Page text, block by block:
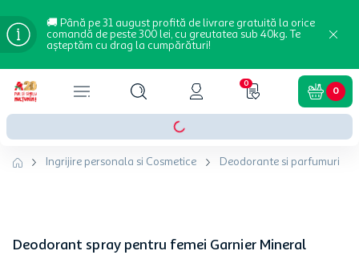
🚚 Până pe 31 august profită de livrare gratuită la orice
comandă de peste 300 lei, cu greutatea sub 40kg. Te
așteptăm cu drag la cumpărături!
0
0
Ingrijire personala si Cosmetice Deodorante si parfumuri
Deodorant spray pentru femei Garnier Mineral